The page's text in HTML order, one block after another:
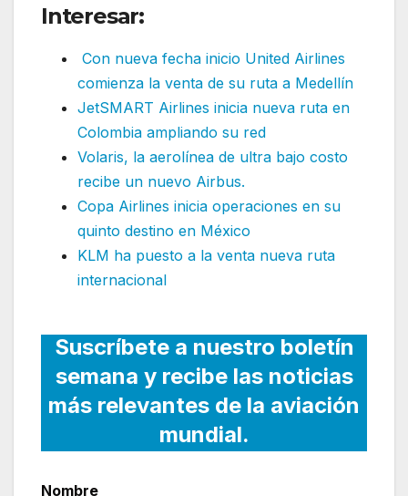
Interesar:
Con nueva fecha inicio United Airlines
comienza la venta de su ruta a Medellín
JetSMART Airlines inicia nueva ruta en
Colombia ampliando su red
Volaris, la aerolínea de ultra bajo costo
recibe un nuevo Airbus.
Copa Airlines inicia operaciones en su
quinto destino en México
KLM ha puesto a la venta nueva ruta
internacional
Suscríbete a nuestro boletín
semana y recibe las noticias
más relevantes de la aviación
mundial.
Nombre